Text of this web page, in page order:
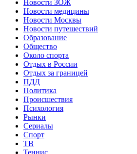
Новости ЗОЖ
Новости медицины
Новости Москвы
Новости путешествий
Образование
Общество
Около спорта
Отдых в России
Отдых за границей
ПДД
Политика
Происшествия
Психология
Рынки
Сериалы
Спорт
ТВ
Теннис